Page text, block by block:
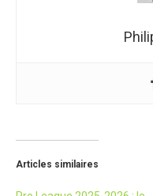
Articles similaires